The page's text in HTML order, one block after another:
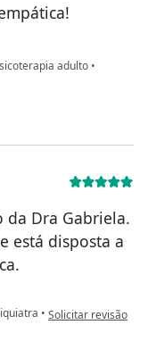
adulto •
Dra Gabriela.
está disposta a
• na opinião do
Solicitar revisão